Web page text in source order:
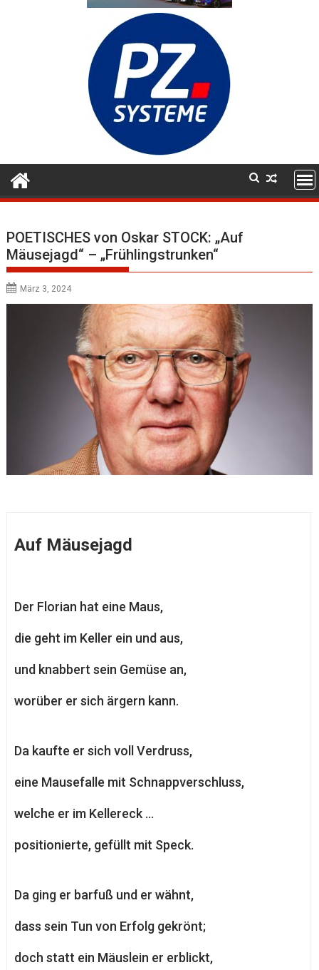
POETISCHES von Oskar STOCK: „Auf
Mäusejagd“ – „Frühlingstrunken“
März 3, 2024
Auf Mäusejagd
Der Florian hat eine Maus,
die geht im Keller ein und aus,
und knabbert sein Gemüse an,
worüber er sich ärgern kann.
Da kaufte er sich voll Verdruss,
eine Mausefalle mit Schnappverschluss,
welche er im Kellereck …
positionierte, gefüllt mit Speck.
Da ging er barfuß und er wähnt,
dass sein Tun von Erfolg gekrönt;
doch statt ein Mäuslein er erblickt,